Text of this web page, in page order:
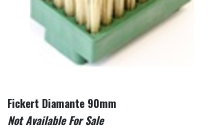
Fickert Diamante 90mm
Not Available For Sale